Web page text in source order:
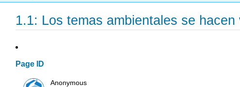
1.1: Los temas ambientales se
Page ID
Anonymous